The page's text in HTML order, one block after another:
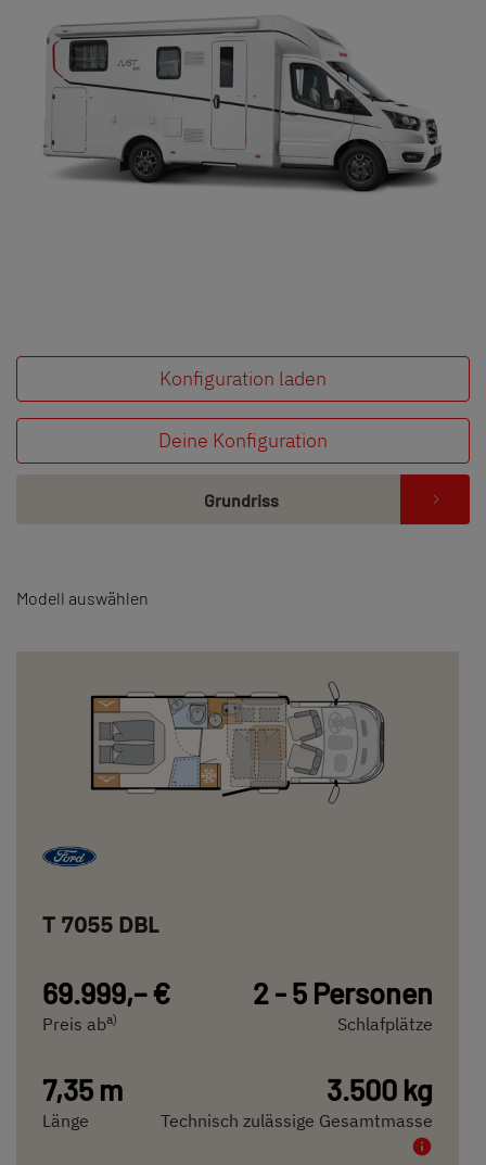
Konfiguration laden
Deine Konfiguration
Grundriss
Modell auswählen
T 7055 DBL
69.999,– €
Preis aba)
2 - 5 Personen
Schlafplätze
7,35 m
Länge
3.500 kg
Technisch zulässige Gesamtmasse